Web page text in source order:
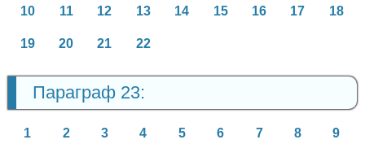
10 11 12 13 14 15 16 17 18
19 20 21 22
Параграф 23:
1 2 3 4 5 6 7 8 9